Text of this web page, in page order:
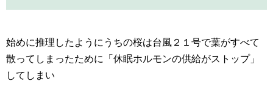
始めに推理したようにうちの桜は台風２１号で葉がすべて
散ってしまったために「休眠ホルモンの供給がストップ」
してしまい